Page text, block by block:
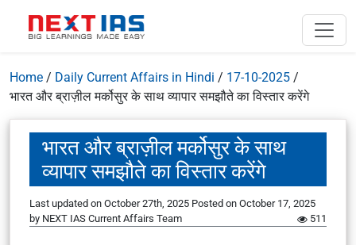
Home / Daily Current Affairs in Hindi / 17-10-2025 /
भारत और ब्राज़ील मर्कोसुर के साथ व्यापार समझौते का विस्तार करेंगे
भारत और ब्राज़ील मर्कोसुर के साथ
व्यापार समझौते का विस्तार करेंगे
Last updated on October 27th, 2025 Posted on October 17, 2025
by NEXT IAS Current Affairs Team 511